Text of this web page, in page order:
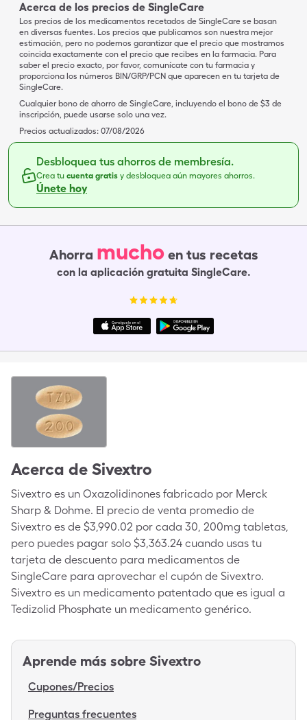
Acerca de los precios de SingleCare
Los precios de los medicamentos recetados de SingleCare se basan
en diversas fuentes. Los precios que publicamos son nuestra mejor
estimación, pero no podemos garantizar que el precio que mostramos
coincida exactamente con el precio que recibes en la farmacia. Para
saber el precio exacto, por favor, comunícate con tu farmacia y
proporciona los números BIN/GRP/PCN que aparecen en tu tarjeta de
SingleCare.
Cualquier bono de ahorro de SingleCare, incluyendo el bono de $3 de
inscripción, puede usarse solo una vez.
Precios actualizados: 07/08/2026
Desbloquea tus ahorros de membresía.
Crea tu cuenta gratis y desbloquea aún mayores ahorros.
Únete hoy
Ahorra mucho en tus recetas
con la aplicación gratuita SingleCare.
Acerca de Sivextro
Sivextro es un Oxazolidinones fabricado por Merck
Sharp & Dohme. El precio de venta promedio de
Sivextro es de $3,990.02 por cada 30, 200mg tabletas,
pero puedes pagar solo $3,363.24 cuando usas tu
tarjeta de descuento para medicamentos de
SingleCare para aprovechar el cupón de Sivextro.
Sivextro es un medicamento patentado que es igual a
Tedizolid Phosphate un medicamento genérico.
Aprende más sobre Sivextro
Cupones/Precios
Preguntas frecuentes